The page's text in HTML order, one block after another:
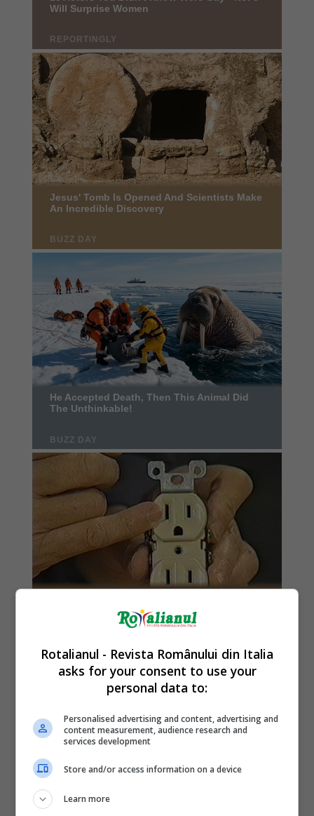
Rotalianul - Revista Românului din Italia
asks for your consent to use your
personal data to:
Personalised advertising and content, advertising and
content measurement, audience research and
services development
Store and/or access information on a device
Learn more